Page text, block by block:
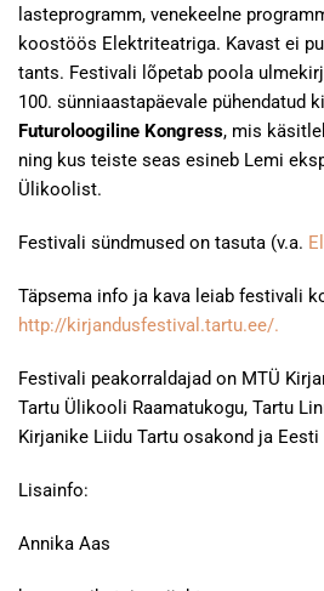
lasteprogramm, venekeelne
koostöös Elektriteatriga. Kavast ei
tants. Festivali lõpetab poola
100. sünniaastapäevale pühendatud
Futuroloogiline Kongress, mis
ning kus teiste seas esineb Lemi
Ülikoolist.
Festivali sündmused on tasuta (v.a.
Täpsema info ja kava leiab festivali
http://kirjandusfestival.tartu.ee/.
Festivali peakorraldajad on MTÜ
Tartu Ülikooli Raamatukogu, Tartu
Kirjanike Liidu Tartu osakond ja
Lisainfo:
Annika Aas